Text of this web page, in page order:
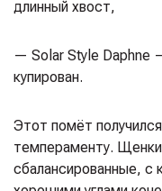
длинный хвост,
— Solar Style Daphne
купирован.
Этот помёт
темпераменту.
сбалансированные, с